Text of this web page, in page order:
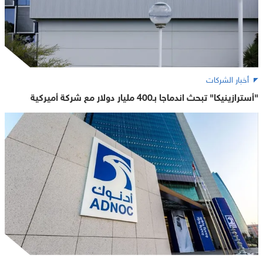
أخبار الشركات
"أسترازينيكا" تبحث اندماجا بـ400 مليار دولار مع شركة أميركية